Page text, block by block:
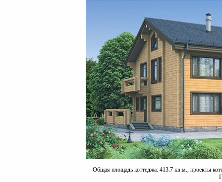
Общая площадь коттеджа: 413.7 кв.м., проекты